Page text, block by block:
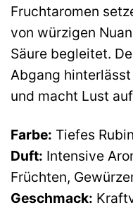
Fruchtaromen
von würzigen
Säure begleitet.
Abgang
und macht Lust
Farbe: Tiefes
Duft: Intensive
Früchten,
Geschmack: